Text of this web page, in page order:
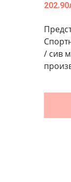
202.90
/ сив